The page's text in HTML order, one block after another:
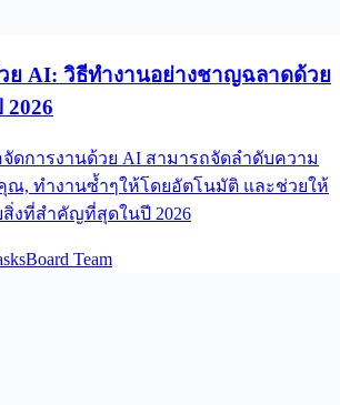
ย AI: วิธีทำงานอย่างชาญฉลาดด้วย
2026
ดการงานด้วย AI สามารถจัดลำดับความ
, ทำงานซ้ำๆให้โดยอัตโนมัติ และช่วยให้
งที่สำคัญที่สุดในปี 2026
Team